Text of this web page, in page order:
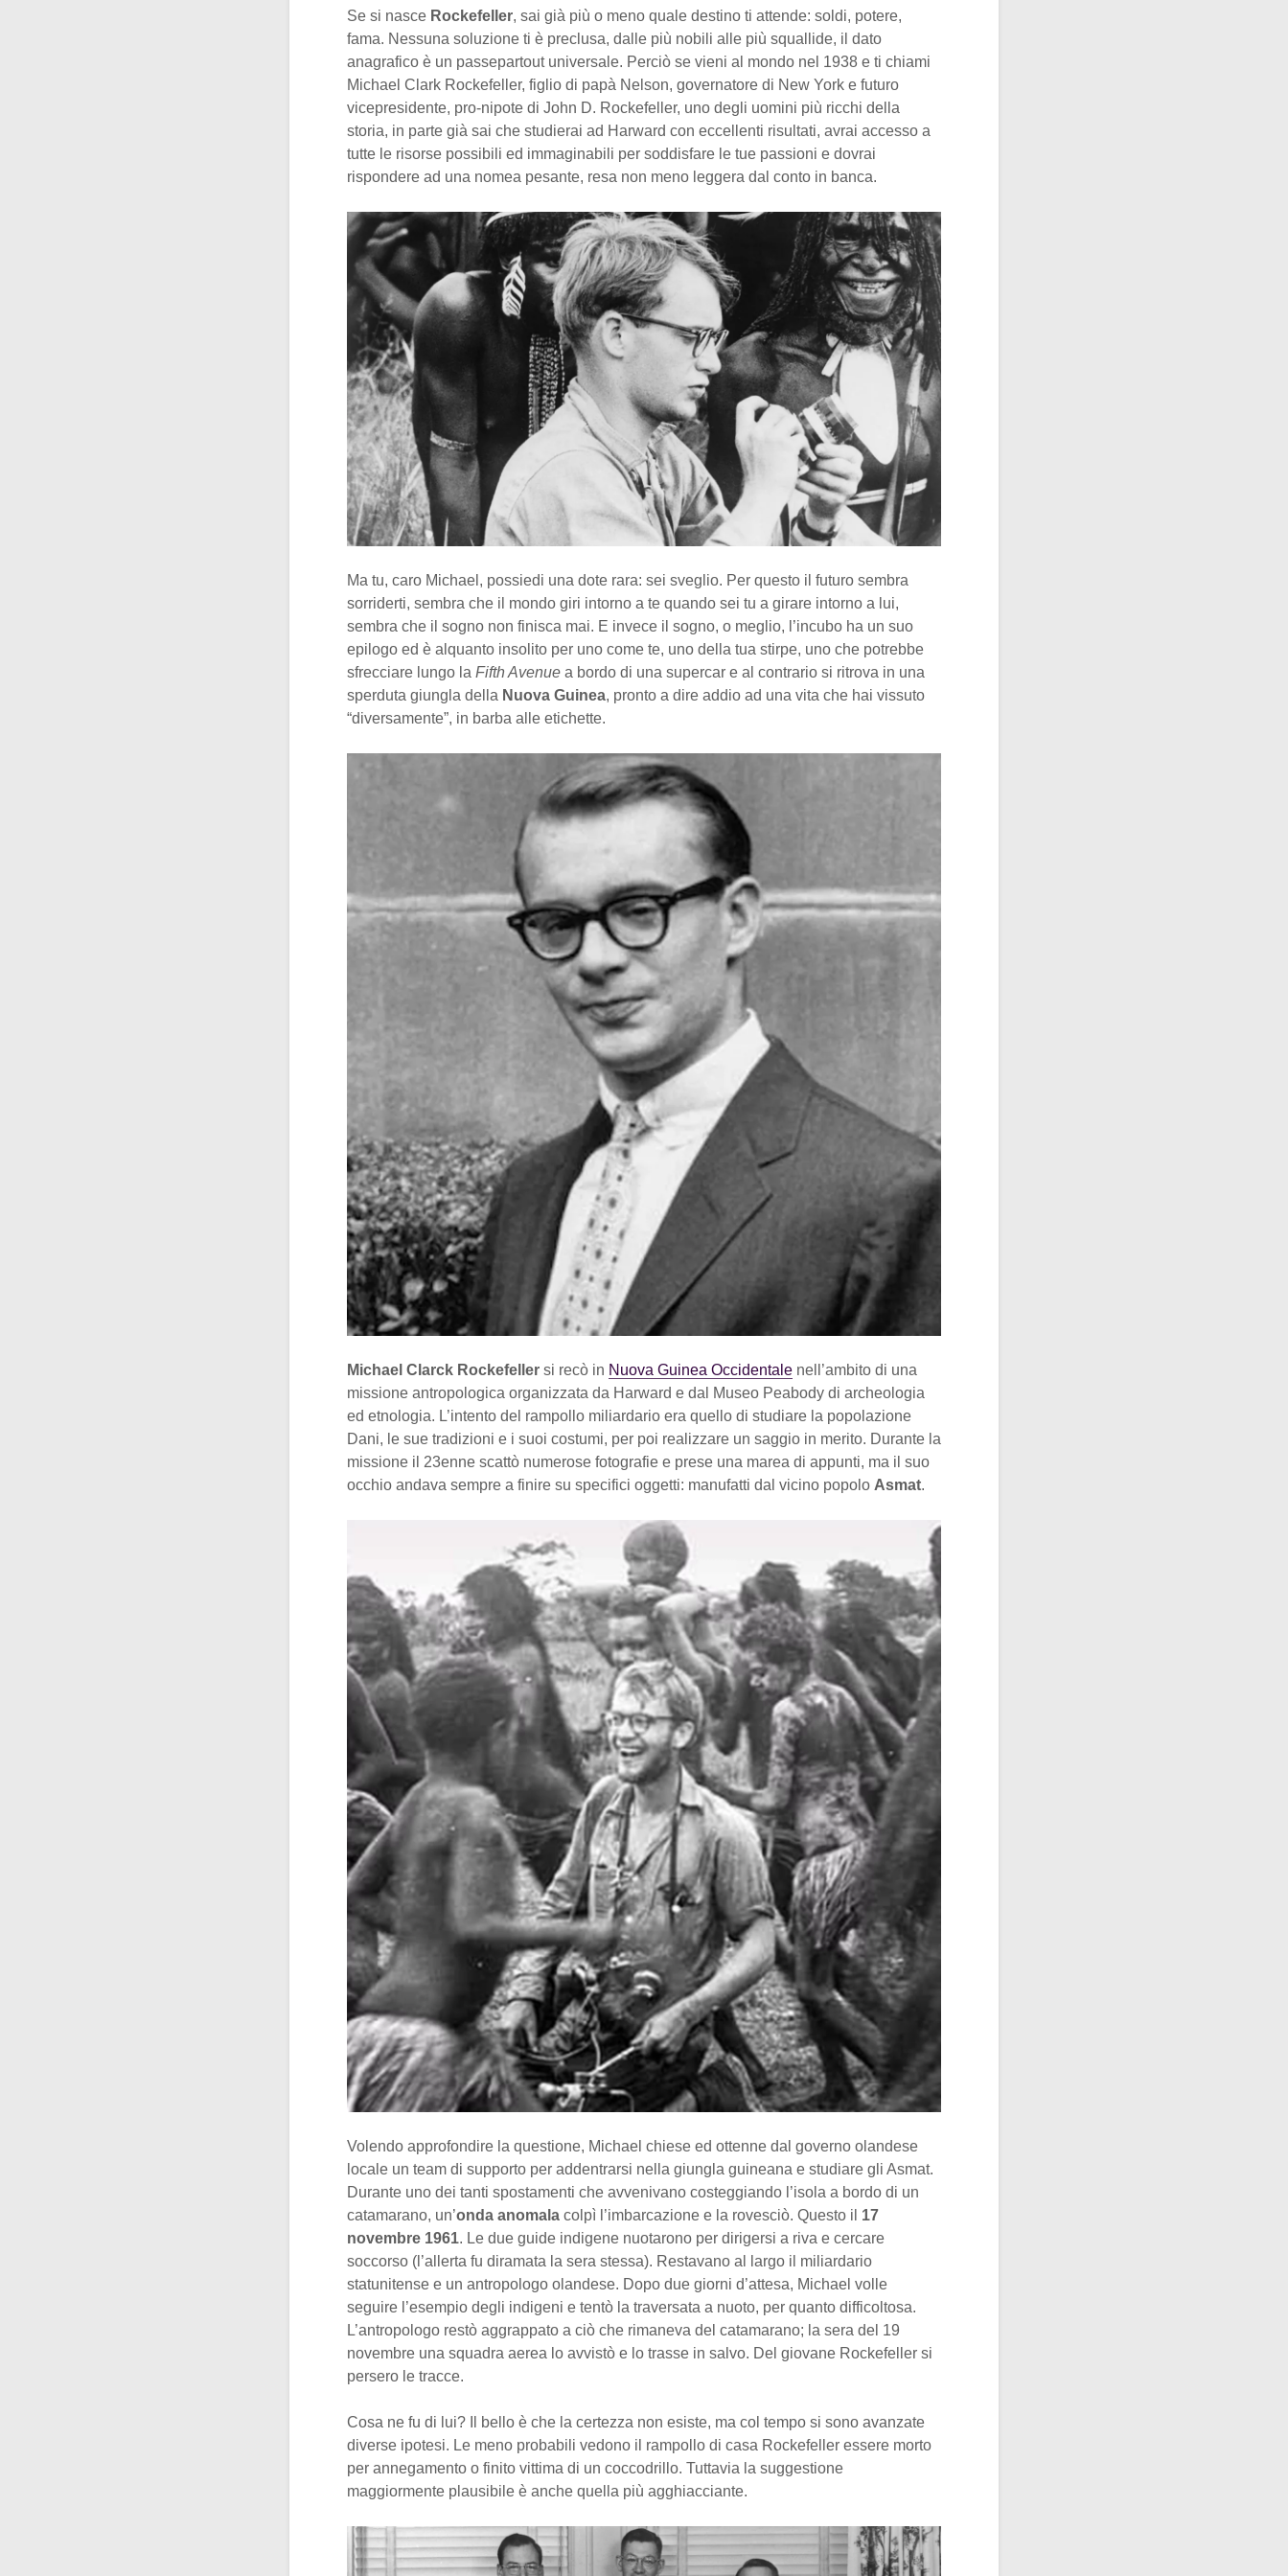
Se si nasce Rockefeller, sai già più o meno quale destino ti attende: soldi, potere,
fama. Nessuna soluzione ti è preclusa, dalle più nobili alle più squallide, il dato
anagrafico è un passepartout universale. Perciò se vieni al mondo nel 1938 e ti chiami
Michael Clark Rockefeller, figlio di papà Nelson, governatore di New York e futuro
vicepresidente, pro-nipote di John D. Rockefeller, uno degli uomini più ricchi della
storia, in parte già sai che studierai ad Harward con eccellenti risultati, avrai accesso a
tutte le risorse possibili ed immaginabili per soddisfare le tue passioni e dovrai
rispondere ad una nomea pesante, resa non meno leggera dal conto in banca.
Ma tu, caro Michael, possiedi una dote rara: sei sveglio. Per questo il futuro sembra
sorriderti, sembra che il mondo giri intorno a te quando sei tu a girare intorno a lui,
sembra che il sogno non finisca mai. E invece il sogno, o meglio, l’incubo ha un suo
epilogo ed è alquanto insolito per uno come te, uno della tua stirpe, uno che potrebbe
sfrecciare lungo la Fifth Avenue a bordo di una supercar e al contrario si ritrova in una
sperduta giungla della Nuova Guinea, pronto a dire addio ad una vita che hai vissuto
“diversamente”, in barba alle etichette.
Michael Clarck Rockefeller si recò in Nuova Guinea Occidentale nell’ambito di una
missione antropologica organizzata da Harward e dal Museo Peabody di archeologia
ed etnologia. L’intento del rampollo miliardario era quello di studiare la popolazione
Dani, le sue tradizioni e i suoi costumi, per poi realizzare un saggio in merito. Durante la
missione il 23enne scattò numerose fotografie e prese una marea di appunti, ma il suo
occhio andava sempre a finire su specifici oggetti: manufatti dal vicino popolo Asmat.
Volendo approfondire la questione, Michael chiese ed ottenne dal governo olandese
locale un team di supporto per addentrarsi nella giungla guineana e studiare gli Asmat.
Durante uno dei tanti spostamenti che avvenivano costeggiando l’isola a bordo di un
catamarano, un’onda anomala colpì l’imbarcazione e la rovesciò. Questo il 17
novembre 1961. Le due guide indigene nuotarono per dirigersi a riva e cercare
soccorso (l’allerta fu diramata la sera stessa). Restavano al largo il miliardario
statunitense e un antropologo olandese. Dopo due giorni d’attesa, Michael volle
seguire l’esempio degli indigeni e tentò la traversata a nuoto, per quanto difficoltosa.
L’antropologo restò aggrappato a ciò che rimaneva del catamarano; la sera del 19
novembre una squadra aerea lo avvistò e lo trasse in salvo. Del giovane Rockefeller si
persero le tracce.
Cosa ne fu di lui? Il bello è che la certezza non esiste, ma col tempo si sono avanzate
diverse ipotesi. Le meno probabili vedono il rampollo di casa Rockefeller essere morto
per annegamento o finito vittima di un coccodrillo. Tuttavia la suggestione
maggiormente plausibile è anche quella più agghiacciante.